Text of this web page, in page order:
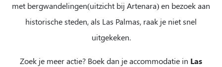
met bergwandelingen(uitzicht bij Artenara) en bezoek aan
historische steden, als Las Palmas, raak je niet snel
uitgekeken.
Zoek je meer actie? Boek dan je accommodatie in Las